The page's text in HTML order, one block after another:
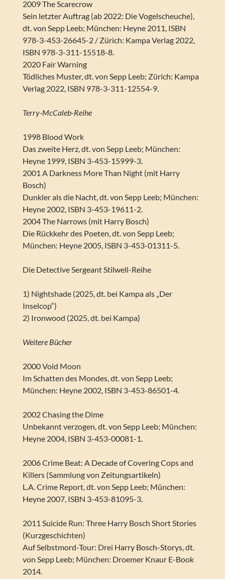
2009 The Scarecrow
Sein letzter Auftrag (ab 2022: Die Vogelscheuche),
dt. von Sepp Leeb; München: Heyne 2011, ISBN
978-3-453-26645-2 / Zürich: Kampa Verlag 2022,
ISBN 978-3-311-15518-8.
2020 Fair Warning
Tödliches Muster, dt. von Sepp Leeb; Zürich: Kampa
Verlag 2022, ISBN 978-3-311-12554-9.
Terry-McCaleb-Reihe
1998 Blood Work
Das zweite Herz, dt. von Sepp Leeb; München:
Heyne 1999, ISBN 3-453-15999-3.
2001 A Darkness More Than Night (mit Harry
Bosch)
Dunkler als die Nacht, dt. von Sepp Leeb; München:
Heyne 2002, ISBN 3-453-19611-2.
2004 The Narrows (mit Harry Bosch)
Die Rückkehr des Poeten, dt. von Sepp Leeb;
München: Heyne 2005, ISBN 3-453-01311-5.
Die Detective Sergeant Stilwell-Reihe
1) Nightshade (2025, dt. bei Kampa als „Der
Inselcop“)
2) Ironwood (2025, dt. bei Kampa)
Weitere Bücher
2000 Void Moon
Im Schatten des Mondes, dt. von Sepp Leeb;
München: Heyne 2002, ISBN 3-453-86501-4.
2002 Chasing the Dime
Unbekannt verzogen, dt. von Sepp Leeb; München:
Heyne 2004, ISBN 3-453-00081-1.
2006 Crime Beat: A Decade of Covering Cops and
Killers (Sammlung von Zeitungsartikeln)
L.A. Crime Report, dt. von Sepp Leeb; München:
Heyne 2007, ISBN 3-453-81095-3.
2011 Suicide Run: Three Harry Bosch Short Stories
(Kurzgeschichten)
Auf Selbstmord-Tour: Drei Harry Bosch-Storys, dt.
von Sepp Leeb; München: Droemer Knaur E-Book
2014.